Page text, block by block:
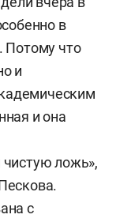
в
Потому что
и
и она
чистую ложь»,
с